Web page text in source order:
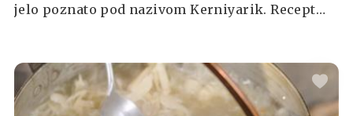
jelo poznato pod nazivom Kerniyarik. Recept
naribajte ga po napunjenim lađicama. Za samu
pripremu ovog starinskog ukusnog jela trebat
će vam oko sat vremena.